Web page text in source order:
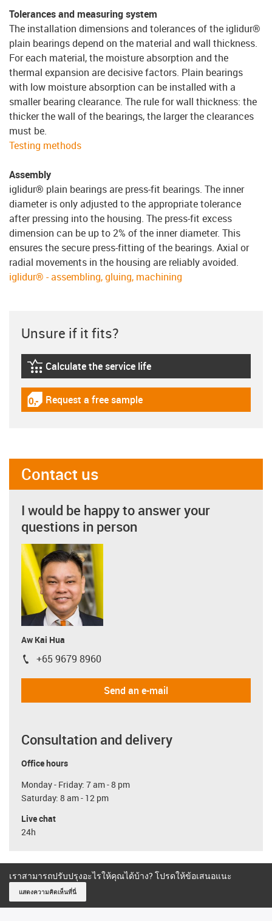
Tolerances and measuring system
The installation dimensions and tolerances of the iglidur®
plain bearings depend on the material and wall thickness.
For each material, the moisture absorption and the
thermal expansion are decisive factors. Plain bearings
with low moisture absorption can be installed with a
smaller bearing clearance. The rule for wall thickness: the
thicker the wall of the bearings, the larger the clearances
must be.
Testing methods
Assembly
iglidur® plain bearings are press-fit bearings. The inner
diameter is only adjusted to the appropriate tolerance
after pressing into the housing. The press-fit excess
dimension can be up to 2% of the inner diameter. This
ensures the secure press-fitting of the bearings. Axial or
radial movements in the housing are reliably avoided.
iglidur® - assembling, gluing, machining
Unsure if it fits?
igus-icon-lebensdauerrechner
Calculate the service life
igus-icon-gratismuster
Request a free sample
Contact us
I would be happy to answer your
questions in person
Aw Kai Hua
igus-icon-phone
+65 9679 8960
Send an e-mail
Consultation and delivery
Office hours
Monday - Friday: 7 am - 8 pm
Saturday: 8 am - 12 pm
Live chat
24h
เราสามารถปรับปรุงอะไรให้คุณได้บ้าง? โปรดให้ข้อเสนอแนะ
แสดงความคิดเห็นที่นี่